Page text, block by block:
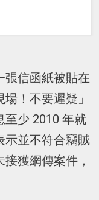
張信函紙被貼在
！不要遲疑」
至少 2010 年就
示並不符合竊賊
獲網傳案件，